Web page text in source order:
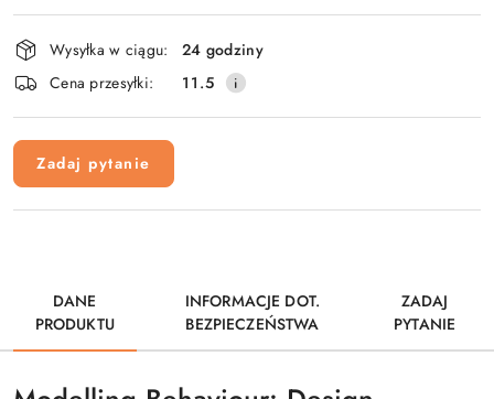
dostawa
Wysyłka w ciągu:
24 godziny
Cena przesyłki:
11.5
Zadaj pytanie
DANE
PRODUKTU
INFORMACJE DOT.
BEZPIECZEŃSTWA
ZADAJ
PYTANIE